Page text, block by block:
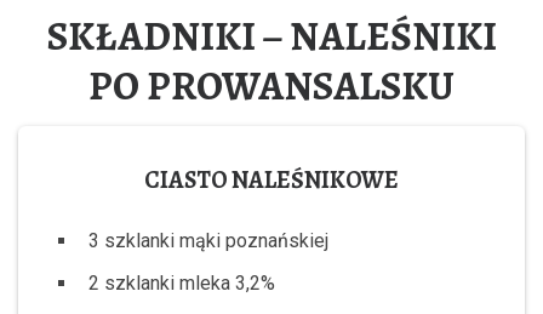
SKŁADNIKI – NALEŚNIKI
PO PROWANSALSKU
CIASTO NALEŚNIKOWE
3 szklanki mąki poznańskiej
2 szklanki mleka 3,2%